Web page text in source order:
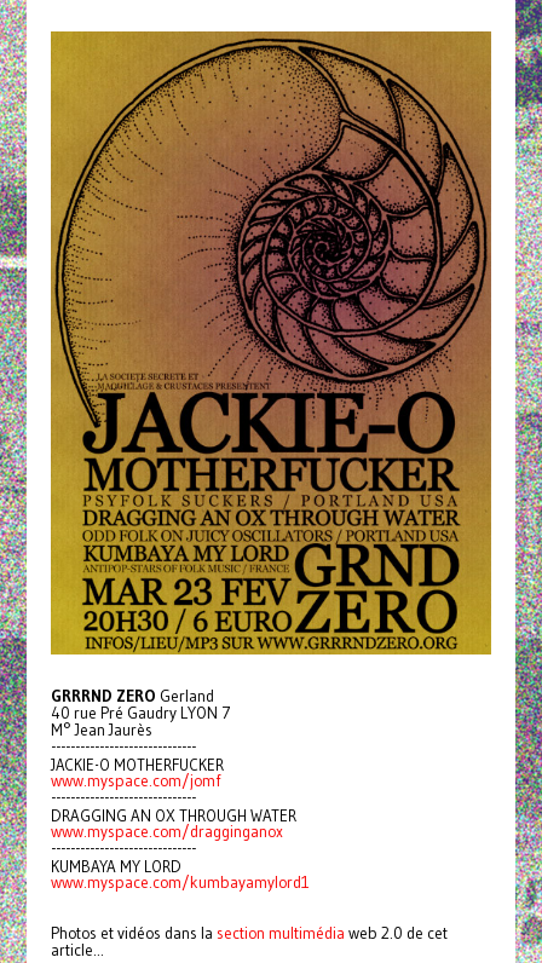
GRRRND ZERO Gerland
40 rue Pré Gaudry LYON 7
M° Jean Jaurès
------------------------------
JACKIE-O MOTHERFUCKER
www.myspace.com/jomf
------------------------------
DRAGGING AN OX THROUGH WATER
www.myspace.com/dragginganox
------------------------------
KUMBAYA MY LORD
www.myspace.com/kumbayamylord1
Photos et vidéos dans la section multimédia web 2.0 de cet
article...